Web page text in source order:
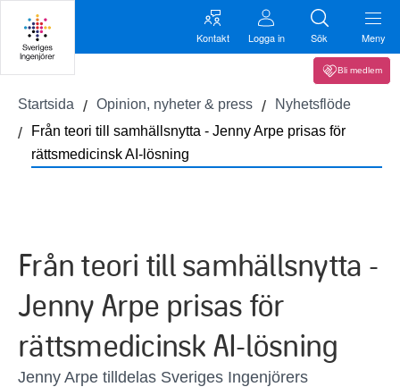
Kontakt Logga in Sök Meny
Bli medlem
Startsida Opinion, nyheter & press
Nyhetsflöde
Från teori till samhällsnytta - Jenny Arpe prisas för
rättsmedicinsk AI-lösning
Från teori till samhällsnytta -
Jenny Arpe prisas för
rättsmedicinsk AI-lösning
Jenny Arpe tilldelas Sveriges Ingenjörers